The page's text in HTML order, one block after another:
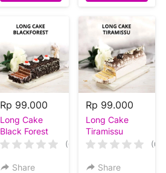
Rp 99.000
Long Cake
Black Forest
(0)
Share
Rp 99.000
Long Cake
Tiramissu
(0)
Share